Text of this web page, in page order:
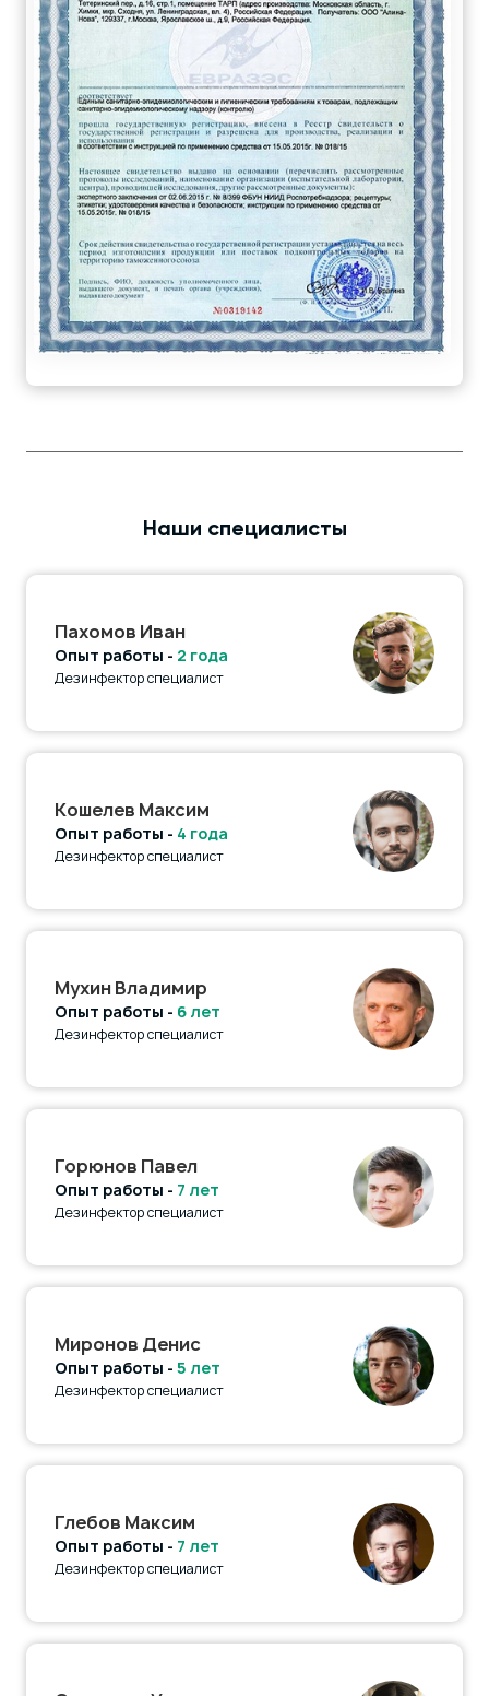
Наши специалисты
Пахомов Иван
Опыт работы - 2 года
Дезинфектор специалист
Кошелев Максим
Опыт работы - 4 года
Дезинфектор специалист
Мухин Владимир
Опыт работы - 6 лет
Дезинфектор специалист
Горюнов Павел
Опыт работы - 7 лет
Дезинфектор специалист
Миронов Денис
Опыт работы - 5 лет
Дезинфектор специалист
Глебов Максим
Опыт работы - 7 лет
Дезинфектор специалист